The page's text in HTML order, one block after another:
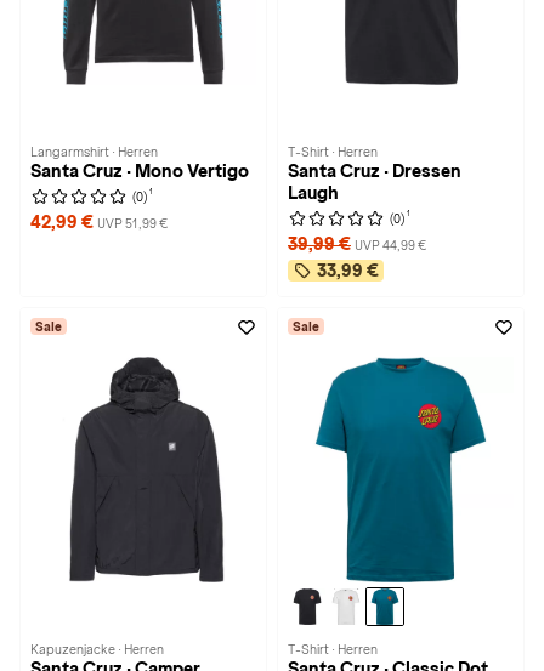
Langarmshirt · Herren
Santa Cruz · Mono Vertigo
(0) 1
42,99 € UVP 51,99 €
T-Shirt · Herren
Santa Cruz · Dressen
Laugh
(0) 1
39,99 € UVP 44,99 €
33,99 €
Sale
Kapuzenjacke · Herren
Sale
T-Shirt · Herren